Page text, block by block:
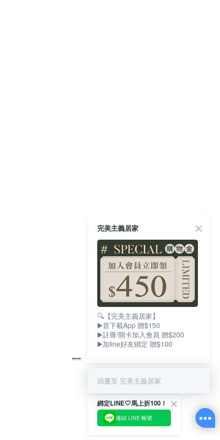
綁定LINE🤍馬上折100！
連結 LINE 帳號
完美主義居家
🔍【完美主義居家】
▶️首下載App 贈$150
▶️註冊/開卡加入會員 贈$200
▶️加line好友綁定 贈$100
回覆至 完美主義居家